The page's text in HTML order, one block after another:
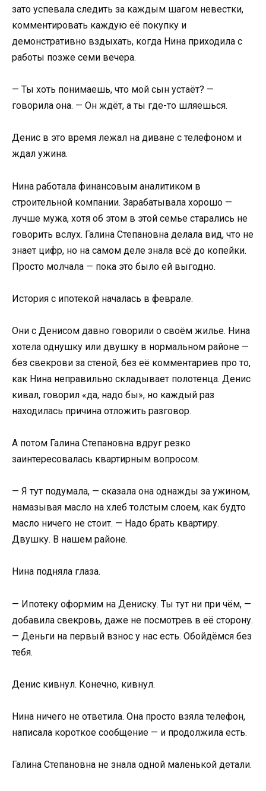
зато успевала следить за каждым шагом невестки,
комментировать каждую её покупку и
демонстративно вздыхать, когда Нина приходила с
работы позже семи вечера.
— Ты хоть понимаешь, что мой сын устаёт? —
говорила она. — Он ждёт, а ты где-то шляешься.
Денис в это время лежал на диване с телефоном и
ждал ужина.
Нина работала финансовым аналитиком в
строительной компании. Зарабатывала хорошо —
лучше мужа, хотя об этом в этой семье старались не
говорить вслух. Галина Степановна делала вид, что не
знает цифр, но на самом деле знала всё до копейки.
Просто молчала — пока это было ей выгодно.
История с ипотекой началась в феврале.
Они с Денисом давно говорили о своём жилье. Нина
хотела однушку или двушку в нормальном районе —
без свекрови за стеной, без её комментариев про то,
как Нина неправильно складывает полотенца. Денис
кивал, говорил «да, надо бы», но каждый раз
находилась причина отложить разговор.
А потом Галина Степановна вдруг резко
заинтересовалась квартирным вопросом.
— Я тут подумала, — сказала она однажды за ужином,
намазывая масло на хлеб толстым слоем, как будто
масло ничего не стоит. — Надо брать квартиру.
Двушку. В нашем районе.
Нина подняла глаза.
— Ипотеку оформим на Дениску. Ты тут ни при чём, —
добавила свекровь, даже не посмотрев в её сторону.
— Деньги на первый взнос у нас есть. Обойдёмся без
тебя.
Денис кивнул. Конечно, кивнул.
Нина ничего не ответила. Она просто взяла телефон,
написала короткое сообщение — и продолжила есть.
Галина Степановна не знала одной маленькой детали.